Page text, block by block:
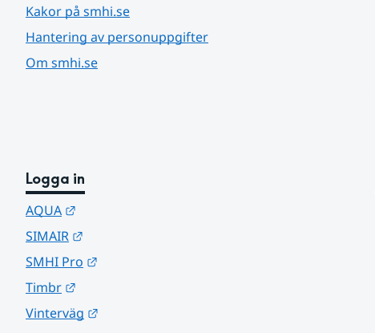
Kakor på smhi.se
Hantering av personuppgifter
Om smhi.se
Logga in
AQUA
SIMAIR
SMHI Pro
Timbr
Vinterväg